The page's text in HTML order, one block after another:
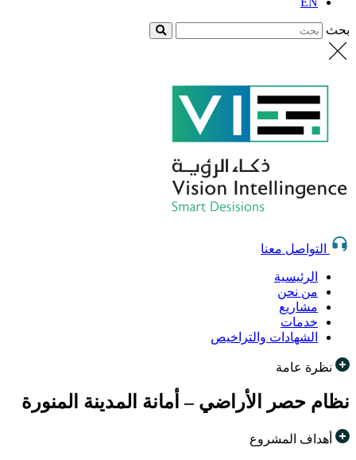
بحث
التواصل معنا
الرئيسية
من نحن
مشاريع
خدمات
الشهادات والتراخيص
نظرة عامة
نظام حصر الأراضي – أمانة المدينة المنورة
أهداف المشروع